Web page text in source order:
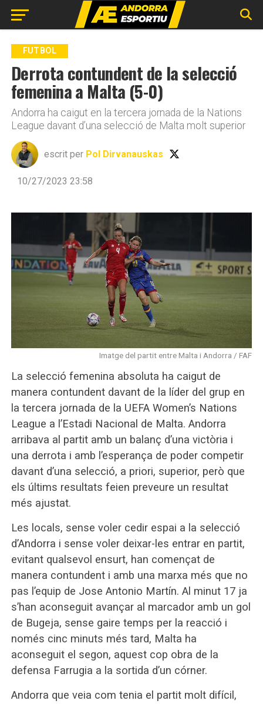
FUTBOL
Derrota contundent de la selecció
femenina a Malta (5-0)
Andorra ha caigut en la tercera jornada de la Nations
League davant d’una selecció de Malta molt superior
escrit per Pol Dirvanauskas
10/27/2023 23:58
Imatge del partit entre Malta i Andorra / FAF
La selecció femenina absoluta ha caigut de
manera contundent davant de la líder del grup en
la tercera jornada de la UEFA Women’s Nations
League a l’Estadi Nacional de Malta. Andorra
arribava al partit amb un balanç d’una victòria i
una derrota i amb l’esperança de poder competir
davant d’una selecció, a priori, superior, però que
els últims resultats feien preveure un resultat
més ajustat.
Les locals, sense voler cedir espai a la selecció
d’Andorra i sense voler deixar-les entrar en partit,
evitant qualsevol ensurt, han començat de
manera contundent i amb una marxa més que no
pas l’equip de Jose Antonio Martín. Al minut 17 ja
s’han aconseguit avançar al marcador amb un gol
de Bugeja, sense gaire temps per la reacció i
només cinc minuts més tard, Malta ha
aconseguit el segon, aquest cop obra de la
defensa Farrugia a la sortida d’un córner.
Andorra que veia com tenia el partit molt difícil,
Go to mobile version